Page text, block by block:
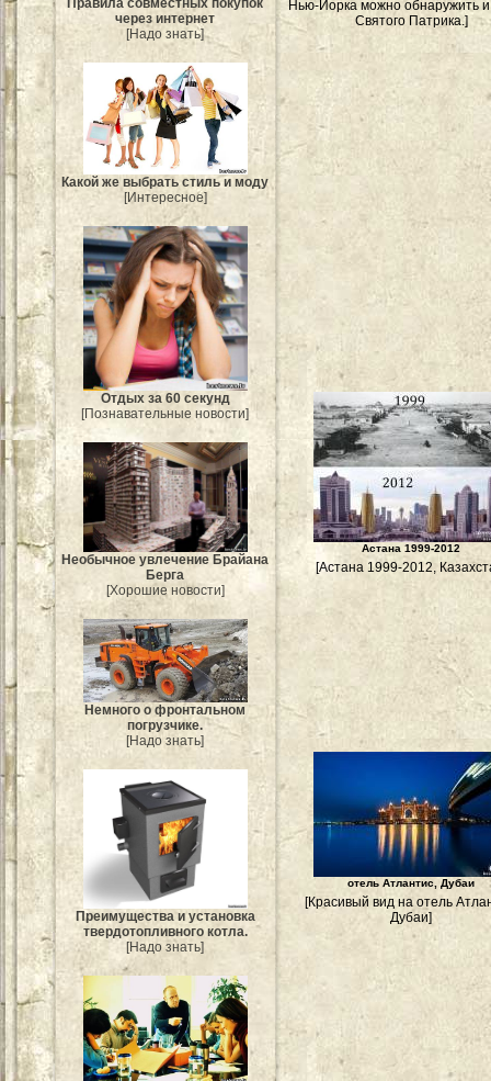
Правила совместных покупок
через интернет
[Надо знать]
Какой же выбрать стиль и моду
[Интересное]
Отдых за 60 секунд
[Познавательные новости]
Необычное увлечение Брайана
Берга
[Хорошие новости]
Немного о фронтальном
погрузчике.
[Надо знать]
Преимущества и установка
твердотопливного котла.
[Надо знать]
Нью-Йорка можно обнаружить
Святого Патрика.]
Астана 1999-2012
[Астана 1999-2012,
отель Атлантис, Дубаи
[Красивый вид на отель
Дубаи]